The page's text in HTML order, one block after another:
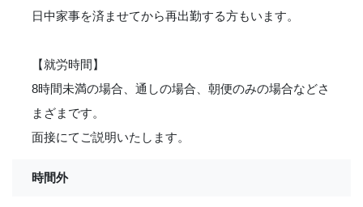
日中家事を済ませてから再出勤する方もいます。
【就労時間】
8時間未満の場合、通しの場合、朝便のみの場合などさ
まざまです。
面接にてご説明いたします。
時間外